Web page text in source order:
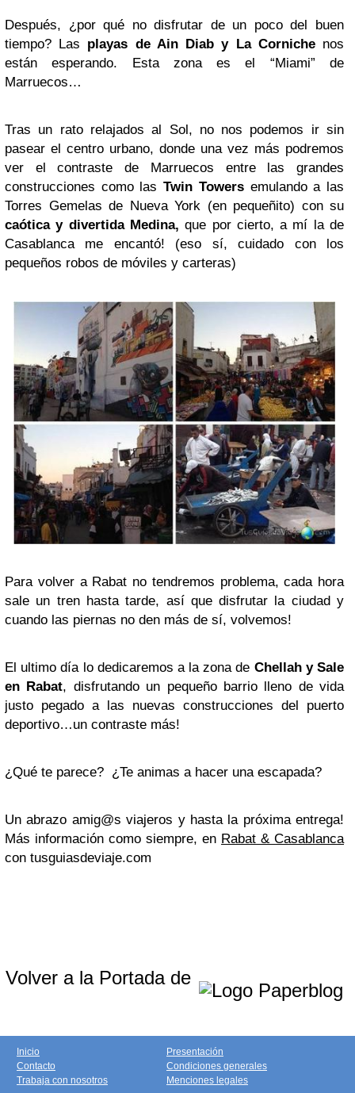
Después, ¿por qué no disfrutar de un poco del buen
tiempo? Las playas de Ain Diab y La Cornichenos
están esperando. Esta zona es el “Miami” de
Marruecos…
Tras un rato relajados al Sol, no nos podemos ir sin
pasear el centro urbano, donde una vez más podremos
ver el contraste de Marruecos entre las grandes
construcciones como lasTwin Towersemulando a las
Torres Gemelas de Nueva York (en pequeñito) con su
caótica y divertida Medina, que por cierto, a mí la de
Casablanca me encantó! (eso sí, cuidado con los
pequeños robos de móviles y carteras)
Para volver a Rabat no tendremos problema, cada hora
sale un tren hasta tarde, así que disfrutar la ciudad y
cuando las piernas no den más de sí, volvemos!
El ultimo día lo dedicaremos a la zona de Chellah y Sale
en Rabat, disfrutando un pequeño barrio lleno de vida
justo pegado a las nuevas construcciones del puerto
deportivo…un contraste más!
¿Qué te parece? ¿Te animas a hacer una escapada?
Un abrazo amig@s viajeros y hasta la próxima entrega!
Más información como siempre, en Rabat & Casablanca
con tusguiasdeviaje.com
Volver a la Portada de
Inicio
Contacto
Trabaja con nosotros
Presentación
Condiciones generales
Menciones legales